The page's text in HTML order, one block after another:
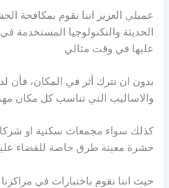
عميلي العزيز اننا نقوم بمكافحة
الحديثة والتكنولوجيا المستخدمة
عليها في وقت مثالي
بدون ان نترك أثر في المكان، فأن
والاساليب التي تناسب كل مكان
كذلك سواء مجمعات سكنية او
حشرة معينة طرق خاصة للقضاء
حيث اننا نقوم باختبارات في